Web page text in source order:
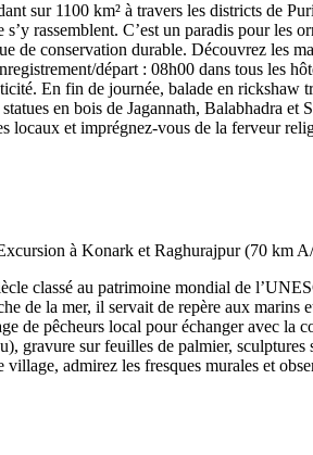
sur 1100 km² à travers les districts de
rassemblent. C’est un paradis pour les
conservation durable. Découvrez les
départ : 08h00 dans tous les
En fin de journée, balade en
en bois de Jagannath, Balabhadra et
locaux et imprégnez-vous de la ferveur
classé au patrimoine mondial de
de la mer, il servait de repère aux marins
de pêcheurs local pour échanger avec la
gravure sur feuilles de palmier,
admirez les fresques murales et